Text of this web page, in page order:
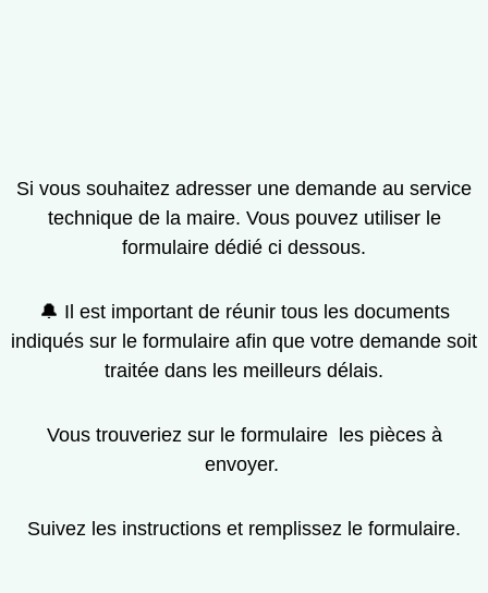
Si vous souhaitez adresser une demande au service
technique de la maire. Vous pouvez utiliser le
formulaire dédié ci dessous.
🔔 Il est important de réunir tous les documents
indiqués sur le formulaire afin que votre demande soit
traitée dans les meilleurs délais.
Vous trouveriez sur le formulaire les pièces à
envoyer.
Suivez les instructions et remplissez le formulaire.